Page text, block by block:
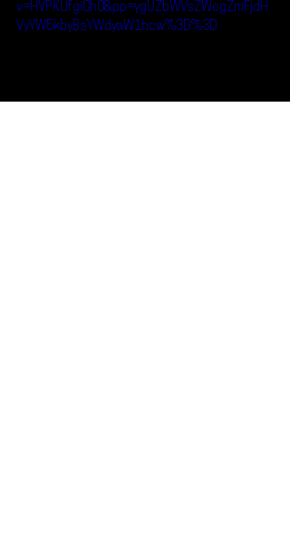
v=HVPKUfgi0h0&pp=ygUZbWVsZWogZmFjdH
VyYW5kbyBsYWdyaW1hcw%3D%3D